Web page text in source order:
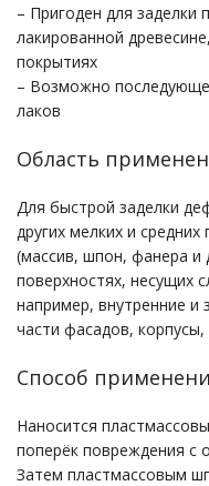
– Пригоден для
лакированной
покрытиях
– Возможно
лаков
Область
Для быстрой заделки
других мелких и
(массив, шпон, фанера и
поверхностях, несущих
например, внутренние и
части фасадов,
Способ
Наносится
поперёк повреждения с
Затем пластмассовым